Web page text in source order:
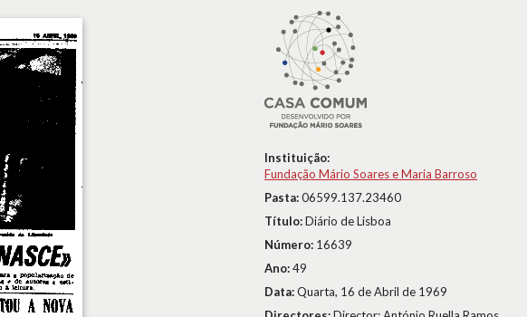
Instituição:
Fundação Mário Soares e Maria Barroso
Pasta:06599.137.23460
Título:Diário de Lisboa
Número: 16639
Ano:49
Data:Quarta, 16 de Abril de 1969